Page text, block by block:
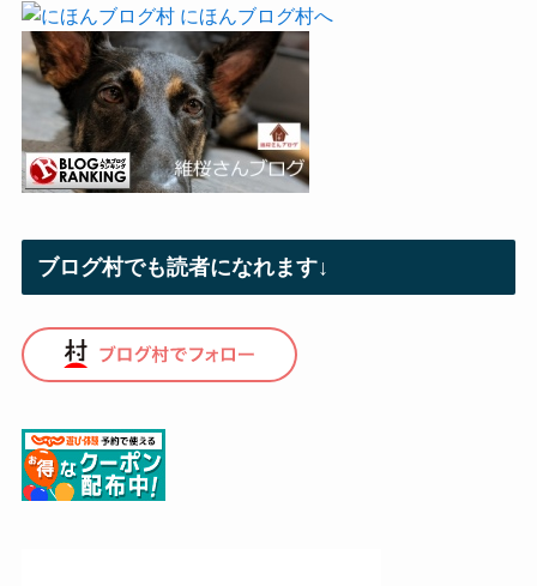
ブログ村でも読者になれます↓